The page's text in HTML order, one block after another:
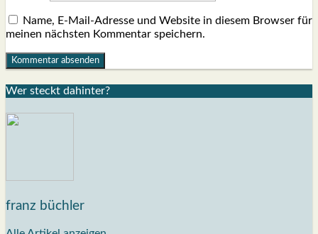
Name, E-Mail-Adresse und Website in diesem Browser für
meinen nächsten Kommentar speichern.
Wer steckt dahin­ter?
franz büchler